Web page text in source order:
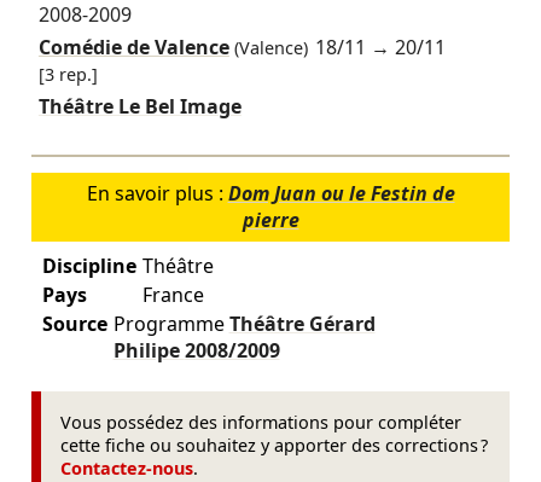
2008-2009
Comédie de Valence(Valence) 18/11 →20/11
[3 rep.]
Théâtre Le Bel Image
En savoir plus : Dom Juan ou le Festin de
pierre
Discipline Théâtre
Pays
France
Source ProgrammeThéâtre Gérard
Philipe2008/2009
Vous possédez des informations pour compléter
cette fiche ou souhaitez y apporter des corrections ?
Contactez-nous.